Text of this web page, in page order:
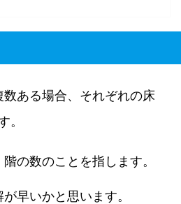
ある場合、それぞれの床
。
の数のことを指します。
早いかと思います。